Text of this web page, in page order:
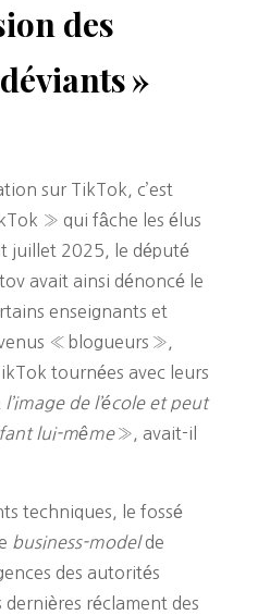
des
»
sur TikTok, c’est
» qui fâche les élus
juillet 2025, le député
avait ainsi dénoncé le
enseignants et
« blogueurs »,
tournées avec leurs
de l’école et peut
lui-même», avait-il
techniques, le fossé
business-modelde
des autorités
dernières réclament des